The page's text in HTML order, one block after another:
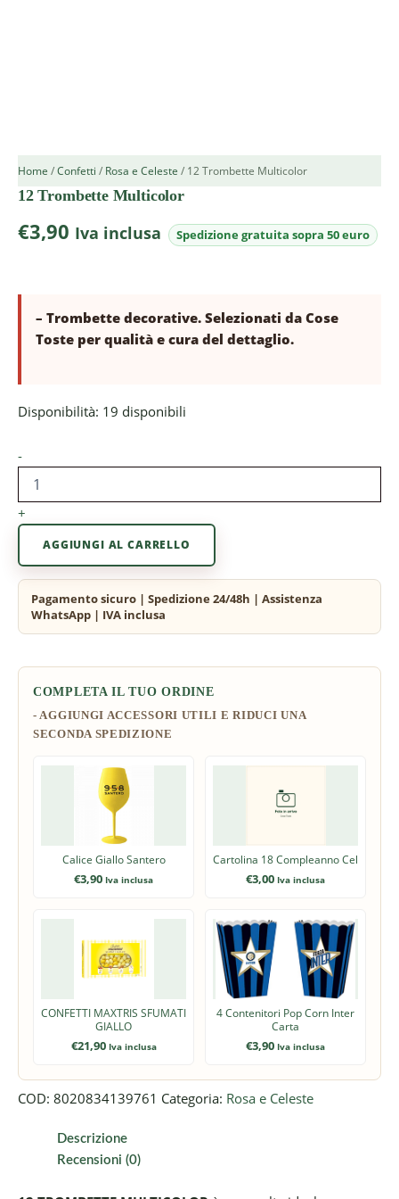
Home /Confetti / Rosa e Celeste / 12 Trombette Multicolor
12 Trombette Multicolor
€3,90 Iva inclusa
– Trombette decorative. Selezionati da Cose
Toste per qualità e cura del dettaglio.
Disponibilità: 19 disponibili
-
+
AGGIUNGI AL CARRELLO
COMPLETA IL TUO ORDINE
Calice Giallo Santero
€3,90 Iva inclusa
Cartolina 18 Compleanno Cel
€3,00 Iva inclusa
CONFETTI MAXTRIS SFUMATI
GIALLO
€21,90 Iva inclusa
4 Contenitori Pop Corn Inter
Carta
€3,90 Iva inclusa
COD: 8020834139761 Categoria: Rosa e Celeste
Descrizione
Recensioni (0)